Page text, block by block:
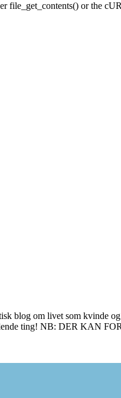
file_get_contents() or the
blog om livet som kvinde
ting! NB: DER KAN